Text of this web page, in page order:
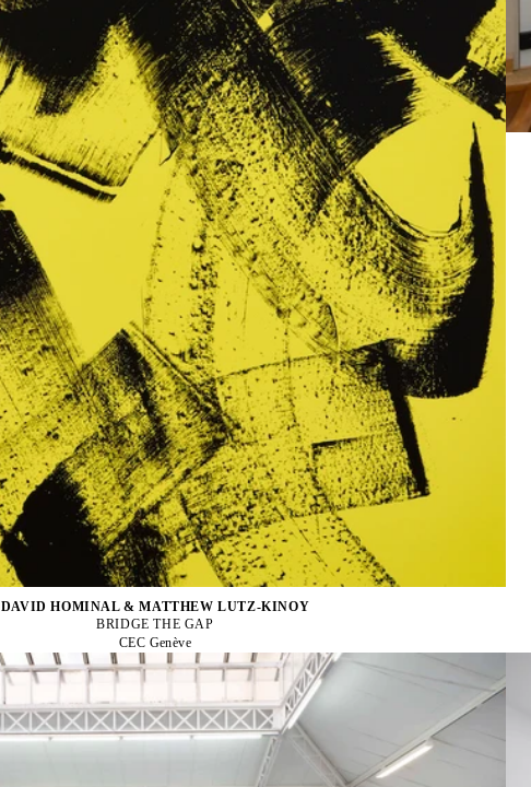
DAVID HOMINAL & MATTHEW LUTZ-KINOY
BRIDGE THE GAP
CEC Genève